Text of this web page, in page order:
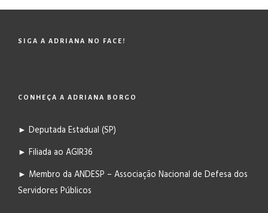
SIGA A ADRIANA NO FACE!
CONHEÇA A ADRIANA BORGO
► Deputada Estadual (SP)
► Filiada ao AGIR36
► Membro da ANDESP – Associação Nacional de Defesa dos
Servidores Públicos